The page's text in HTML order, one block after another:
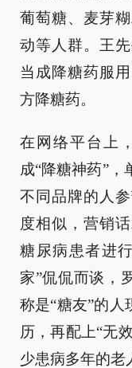
葡萄糖、麦芽
动等人群。王
当成降糖药服
方降糖药。
在网络平台上
成“降糖神药”，
不同品牌的人
度相似，营销
糖尿病患者进
家”侃侃而谈，
称是“糖友”的人
历，再配上“无
少患病多年的老